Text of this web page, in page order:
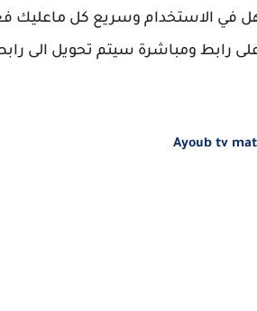
بنجمة 6 ، تطبيق جد سهل في الاستخدام وسريع كل
رابط ومباشرة سيتم تحويل الى
Ayoub tv